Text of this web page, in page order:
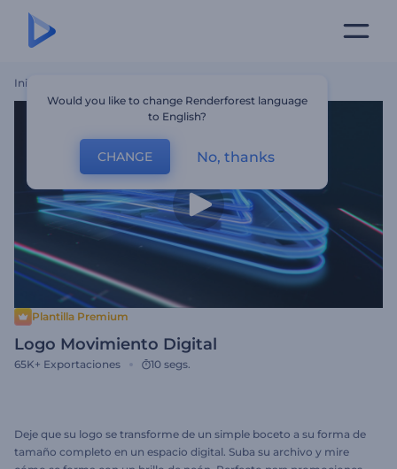
Inicio
Plantilla Premium
Logo Movimiento Digital
65K+ Exportaciones 10 segs.
Deje que su logo se transforme de un simple boceto a su forma de
tamaño completo en un espacio digital. Suba su archivo y mire
Would you like to change Renderforest language
to English?
CHANGE No, thanks